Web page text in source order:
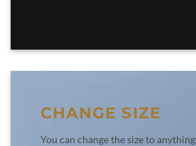
CHANGE SIZE
You can change the size to anything